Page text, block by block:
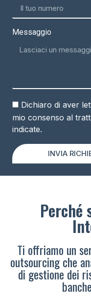
Messaggio
Dichiaro di aver
mio consenso al
indicate.
INVIA
Perché
Ti offriamo un
outsourcing che
di gestione dei